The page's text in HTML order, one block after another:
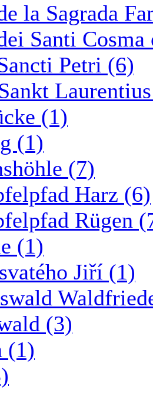
la Sagrada
Santi
Petri (6)
(1)
(1)
(7)
Harz (6)
Rügen
(1)
Jiří (1)
(3)
(1)